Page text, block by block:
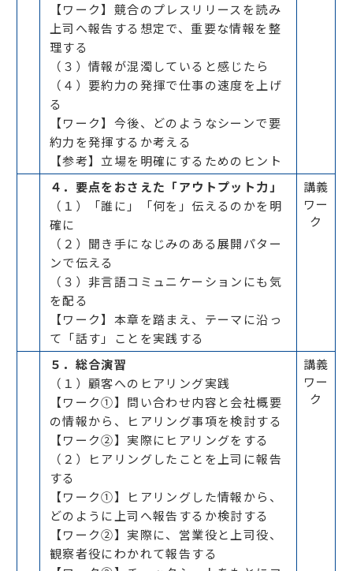
【ワーク】競合のプレスリリースを読み
上司へ報告する想定で、重要な情報を整
理する
（３）情報が混濁していると感じたら
（４）要約力の発揮で仕事の速度を上げ
る
【ワーク】今後、どのようなシーンで要
約力を発揮するか考える
【参考】立場を明確にするためのヒント
４．要点をおさえた「アウトプット力」
（１）「誰に」「何を」伝えるのかを明
確に
（２）聞き手になじみのある展開パター
ンで伝える
（３）非言語コミュニケーションにも気
を配る
【ワーク】本章を踏まえ、テーマに沿っ
て「話す」ことを実践する
講義
ワー
ク
５．総合演習
（１）顧客へのヒアリング実践
【ワーク①】問い合わせ内容と会社概要
の情報から、ヒアリング事項を検討する
【ワーク②】実際にヒアリングをする
（２）ヒアリングしたことを上司に報告
する
【ワーク①】ヒアリングした情報から、
どのように上司へ報告するか検討する
【ワーク②】実際に、営業役と上司役、
観察者役にわかれて報告する
講義
ワー
ク